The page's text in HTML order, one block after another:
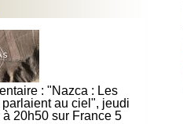
: "Nazca : Les
parlaient au ciel", jeudi
20h50 sur France 5